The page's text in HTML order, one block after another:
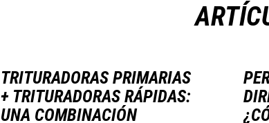
TRITURADORAS PRIMARIAS
+ TRITURADORAS RÁPIDAS:
UNA COMBINACIÓN